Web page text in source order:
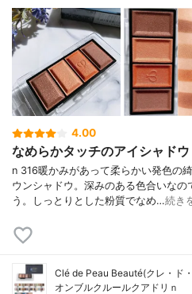
4.00
なめらかタッチのアイシャドウ
n 316暖かみがあって柔らかい発色の
ウンシャドウ。深みのある色合いな
う。しっとりとした粉質でなめ…続き
Clé de Peau Beauté(クレ・ド
オンブルクルールクアドリｎ